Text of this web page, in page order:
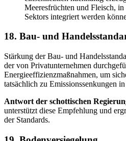
Meeresfrüchten und Fleisch,
Sektors integriert werden
18. Bau- und
Stärkung der Bau- und
der von Privatunternehmen
Energieeffizienzmaßnahmen, um
tatsächlich zu Emissionssenkungen
Antwort der schottischen
unterstützt diese Empfehlung und
der Standards.